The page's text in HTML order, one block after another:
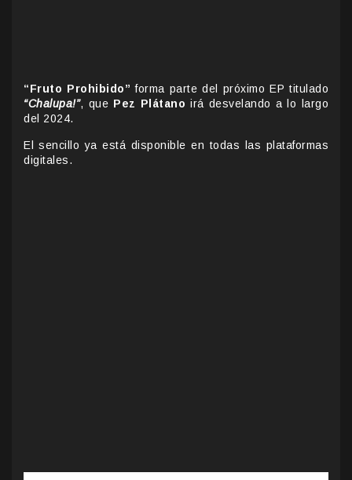
“Fruto Prohibido” forma parte del próximo EP titulado
“Chalupa!”, que Pez Plátano irá desvelando a lo largo
del 2024.
El sencillo ya está disponible en todas las plataformas
digitales.